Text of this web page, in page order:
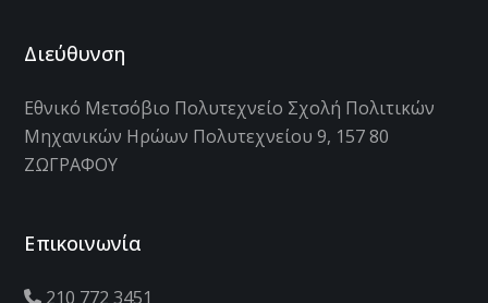
Διεύθυνση
Εθνικό Μετσόβιο Πολυτεχνείο Σχολή Πολιτικών
Μηχανικών Ηρώων Πολυτεχνείου 9, 157 80
ΖΩΓΡΑΦΟΥ
Επικοινωνία
210 772 3451